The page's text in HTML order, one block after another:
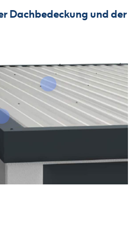
Dachbedeckung und der